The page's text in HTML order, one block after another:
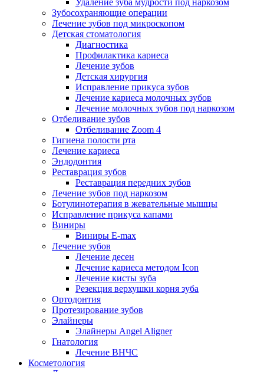
Удаление зуба мудрости под наркозом
Зубосохраняющие операции
Лечение зубов под микроскопом
Детская стоматология
Диагностика
Профилактика кариеса
Лечение зубов
Детская хирургия
Исправление прикуса зубов
Лечение кариеса молочных зубов
Лечение молочных зубов под наркозом
Отбеливание зубов
Отбеливание Zoom 4
Гигиена полости рта
Лечение кариеса
Эндодонтия
Реставрация зубов
Реставрация передних зубов
Лечение зубов под наркозом
Ботулинотерапия в жевательные мышцы
Исправление прикуса капами
Виниры
Виниры E-max
Лечение зубов
Лечение десен
Лечение кариеса методом Icon
Лечение кисты зуба
Резекция верхушки корня зуба
Ортодонтия
Протезирование зубов
Элайнеры
Элайнеры Angel Aligner
Гнатология
Лечение ВНЧС
Косметология